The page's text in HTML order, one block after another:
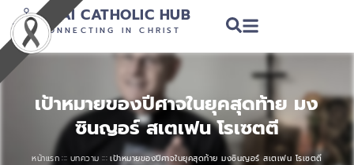
THAI CATHOLIC HUB
CONNECTING IN CHRIST
เป้าหมายของปีศาจในยุคสุดท้าย มง
ซินญอร์ สเตเฟน โรเซตตี
หน้าแรก ::: บทความ ::: เป้าหมายของปีศาจในยุคสุดท้าย มงซินญอร์ สเตเฟน โรเซตตี